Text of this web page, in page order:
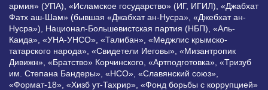
армия» (УПА), «Исламское государство» (ИГ, ИГИЛ), «Джабхат
Фатх аш-Шам» (бывшая «Джабхат ан-Нусра», «Джебхат ан-
Нусра»), Национал-Большевистская партия (НБП), «Аль-
Каида», «УНА-УНСО», «Талибан», «Меджлис крымско-
татарского народа», «Свидетели Иеговы», «Мизантропик
Дивижн», «Братство» Корчинского, «Артподготовка», «Тризуб
им. Степана Бандеры», «НСО», «Славянский союз»,
«Формат-18», «Хизб ут-Тахрир», «Фонд борьбы с коррупцией»